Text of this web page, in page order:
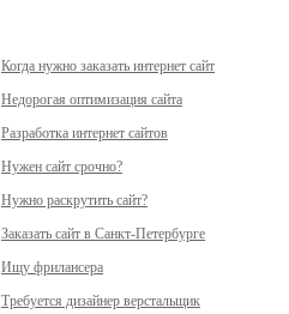
Когда нужно заказать интернет сайт
Недорогая оптимизация сайта
Разработка интернет сайтов
Нужен сайт срочно?
Нужно раскрутить сайт?
Заказать сайт в Санкт-Петербурге
Ищу фрилансера
Требуется дизайнер верстальщик